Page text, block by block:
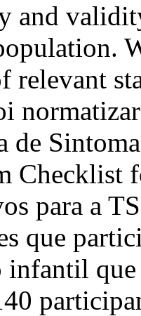
and
relevant
de
Checklist
para a
que
infantil